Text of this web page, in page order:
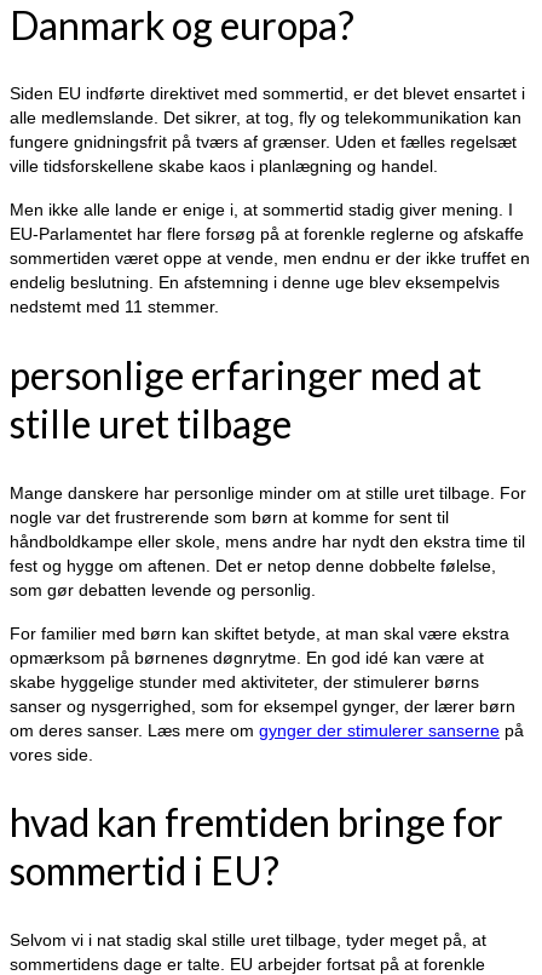
Danmark og europa?
Siden EU indførte direktivet med sommertid, er det blevet ensartet i
alle medlemslande. Det sikrer, at tog, fly og telekommunikation kan
fungere gnidningsfrit på tværs af grænser. Uden et fælles regelsæt
ville tidsforskellene skabe kaos i planlægning og handel.
Men ikke alle lande er enige i, at sommertid stadig giver mening. I
EU-Parlamentet har flere forsøg på at forenkle reglerne og afskaffe
sommertiden været oppe at vende, men endnu er der ikke truffet en
endelig beslutning. En afstemning i denne uge blev eksempelvis
nedstemt med 11 stemmer.
personlige erfaringer med at
stille uret tilbage
Mange danskere har personlige minder om at stille uret tilbage. For
nogle var det frustrerende som børn at komme for sent til
håndboldkampe eller skole, mens andre har nydt den ekstra time til
fest og hygge om aftenen. Det er netop denne dobbelte følelse,
som gør debatten levende og personlig.
For familier med børn kan skiftet betyde, at man skal være ekstra
opmærksom på børnenes døgnrytme. En god idé kan være at
skabe hyggelige stunder med aktiviteter, der stimulerer børns
sanser og nysgerrighed, som for eksempel gynger, der lærer børn
om deres sanser. Læs mere om gynger der stimulerer sanserne på
vores side.
hvad kan fremtiden bringe for
sommertid i EU?
Selvom vi i nat stadig skal stille uret tilbage, tyder meget på, at
sommertidens dage er talte. EU arbejder fortsat på at forenkle